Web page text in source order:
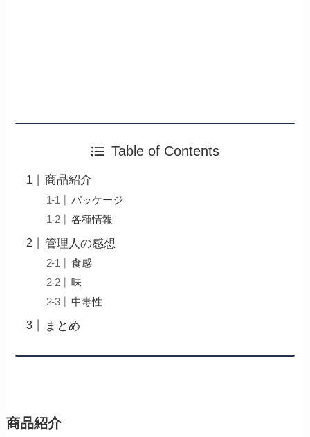
Table of Contents
商品紹介
パッケージ
各種情報
管理人の感想
食感
味
中毒性
まとめ
商品紹介